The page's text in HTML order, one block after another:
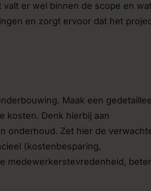
er wel binnen de scope en wat
en zorgt ervoor dat het
Maak een
kosten. Denk hierbij aan
onderhoud. Zet hier de
(kostenbesparing,
medewerkerstevredenheid,